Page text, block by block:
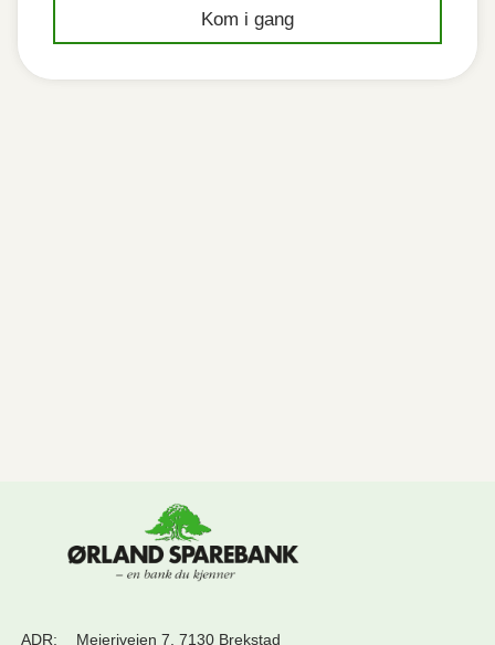
Kom i gang
ADR: Meieriveien 7, 7130 Brekstad